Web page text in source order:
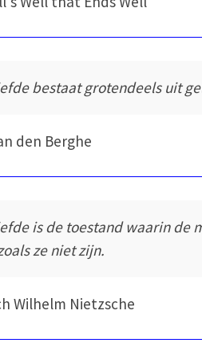
bestaat grotendeels uit
den Berghe
is de toestand waarin de
ze niet zijn.
Wilhelm Nietzsche